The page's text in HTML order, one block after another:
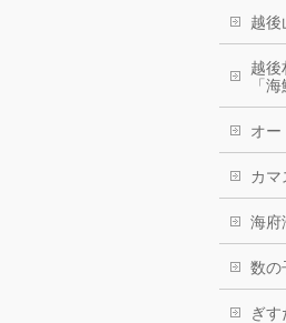
越後
越後
「
オー
カ
海府
数の
ぎ